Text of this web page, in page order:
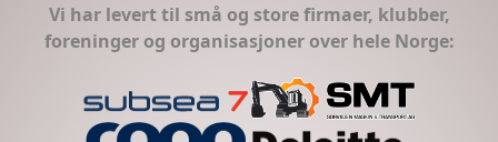
Vi har levert til små og store firmaer, klubber,
foreninger og organisasjoner over hele Norge: